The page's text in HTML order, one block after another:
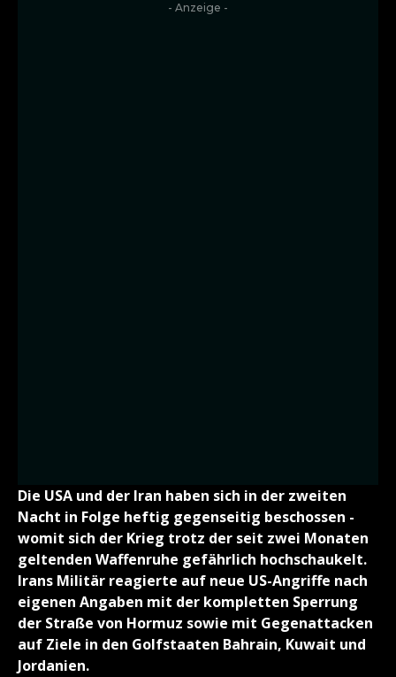
- Anzeige -
Die USA und der Iran haben sich in der zweiten
Nacht in Folge heftig gegenseitig beschossen -
womit sich der Krieg trotz der seit zwei Monaten
geltenden Waffenruhe gefährlich hochschaukelt.
Irans Militär reagierte auf neue US-Angriffe nach
eigenen Angaben mit der kompletten Sperrung
der Straße von Hormuz sowie mit Gegenattacken
auf Ziele in den Golfstaaten Bahrain, Kuwait und
Jordanien.